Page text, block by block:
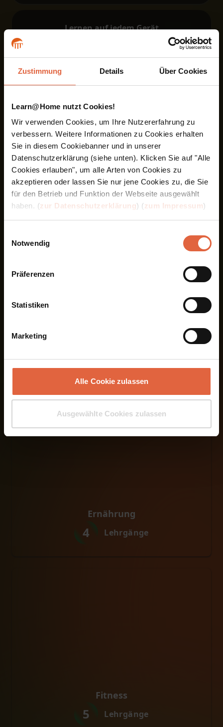
Zustimmung Details Über Cookies
Learn@Home nutzt Cookies!
Wir verwenden Cookies, um Ihre Nutzererfahrung zu
verbessern. Weitere Informationen zu Cookies erhalten
Sie in diesem Cookiebanner und in unserer
Datenschutzerklärung (siehe unten). Klicken Sie auf "Alle
Cookies erlauben", um alle Arten von Cookies zu
akzeptieren oder lassen Sie nur jene Cookies zu, die Sie
für den Betrieb und Funktion der Webseite ausgewählt
haben. (zur Datenschutzerklärung) (zum Impressum)
Notwendig
Präferenzen
Statistiken
Marketing
Alle Cookie zulassen
Ausgewählte Cookies zulassen
Lernen aufjedem Gerät
Ob am PC, Laptop, Tablet oder via App – Sie haben überall
Unser Team steht Ihnen bei allen Anliegen rund ums
Fernstudium mit Rat und Tat zur Seite.
Learn@HomePremium Zugang
Erhalten Sie vollen Zugriff auf das gesamte
Fernstudienangebot inklusive aller neuen Inhalte.
buchen
Ernährung
4 Lehrgänge
Fitness
5 Lehrgänge